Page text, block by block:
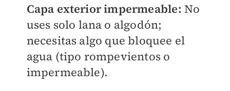
Capa exterior impermeable: No
uses solo lana o algodón;
necesitas algo que bloquee el
agua (tipo rompevientos o
impermeable).